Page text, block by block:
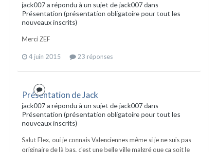
jack007 a répondu à un sujet de jack007 dans
Présentation (présentation obligatoire pour tout les
nouveaux inscrits)
Merci ZEF
4 juin 2015 23 réponses
Présentation de Jack
jack007 a répondu à un sujet de jack007 dans
Présentation (présentation obligatoire pour tout les
nouveaux inscrits)
Salut Flex, oui je connais Valenciennes même si je ne suis pas
originaire de là bas, c'est une belle ville malgré que ça soit le